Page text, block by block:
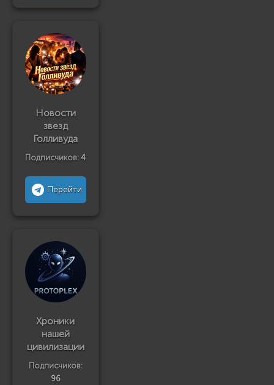
Новости
звезд
Голливуда
Подписчиков:4
Перейти
Хроники
нашей
цивилизации
Подписчиков:
96